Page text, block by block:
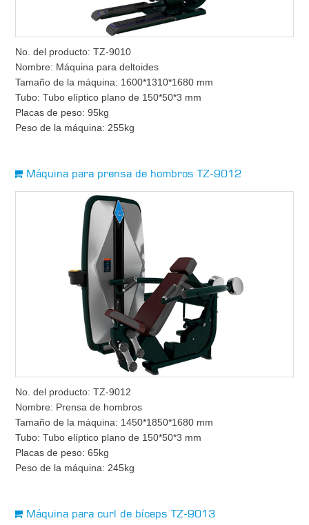
No. del producto: TZ-9010
Nombre: Máquina para deltoides
Tamaño de la máquina: 1600*1310*1680 mm
Tubo: Tubo elíptico plano de 150*50*3 mm
Placas de peso: 95kg
Peso de la máquina: 255kg
Máquina para prensa de hombros TZ-9012
No. del producto: TZ-9012
Nombre: Prensa de hombros
Tamaño de la máquina: 1450*1850*1680 mm
Tubo: Tubo elíptico plano de 150*50*3 mm
Placas de peso: 65kg
Peso de la máquina: 245kg
Máquina para curl de bíceps TZ-9013